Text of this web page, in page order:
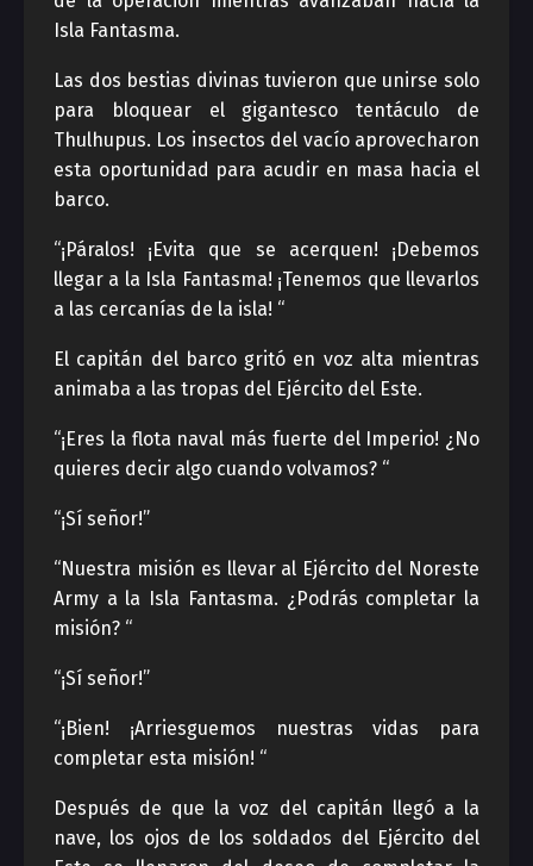
Isla Fantasma.
Las dos bestias divinas tuvieron que unirse solo
para bloquear el gigantesco tentáculo de
Thulhupus. Los insectos del vacío aprovecharon
esta oportunidad para acudir en masa hacia el
barco.
“¡Páralos! ¡Evita que se acerquen! ¡Debemos
llegar a la Isla Fantasma! ¡Tenemos que llevarlos
a las cercanías de la isla! “
El capitán del barco gritó en voz alta mientras
animaba a las tropas del Ejército del Este.
“¡Eres la flota naval más fuerte del Imperio! ¿No
quieres decir algo cuando volvamos? “
“¡Sí señor!”
“Nuestra misión es llevar al Ejército del Noreste
Army a la Isla Fantasma. ¿Podrás completar la
misión? “
“¡Sí señor!”
“¡Bien! ¡Arriesguemos nuestras vidas para
completar esta misión! “
Después de que la voz del capitán llegó a la
nave, los ojos de los soldados del Ejército del